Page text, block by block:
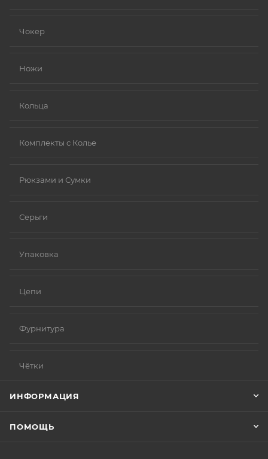
Чокер
Ножи
Кольца
Комплекты с Колье
Рюкзами и Сумки
Серьги
Упаковка
Цепи
Фурнитура
Чётки
ИНФОРМАЦИЯ
ПОМОЩЬ